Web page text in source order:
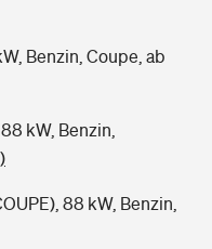
Benzin, Coupe, ab
kW, Benzin,
88 kW, Benzin,